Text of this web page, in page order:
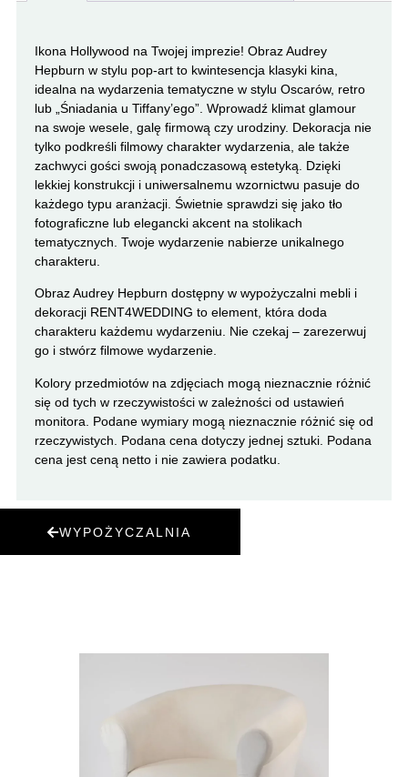
Ikona Hollywood na Twojej imprezie! Obraz Audrey
Hepburn w stylu pop-art to kwintesencja klasyki kina,
idealna na wydarzenia tematyczne w stylu Oscarów, retro
lub „Śniadania u Tiffany’ego”. Wprowadź klimat glamour
na swoje wesele, galę firmową czy urodziny. Dekoracja nie
tylko podkreśli filmowy charakter wydarzenia, ale także
zachwyci gości swoją ponadczasową estetyką. Dzięki
lekkiej konstrukcji i uniwersalnemu wzornictwu pasuje do
każdego typu aranżacji. Świetnie sprawdzi się jako tło
fotograficzne lub elegancki akcent na stolikach
tematycznych. Twoje wydarzenie nabierze unikalnego
charakteru.
Obraz Audrey Hepburn dostępny w wypożyczalni mebli i
dekoracji RENT4WEDDING to element, która doda
charakteru każdemu wydarzeniu. Nie czekaj – zarezerwuj
go i stwórz filmowe wydarzenie.
Kolory przedmiotów na zdjęciach mogą nieznacznie różnić
się od tych w rzeczywistości w zależności od ustawień
monitora. Podane wymiary mogą nieznacznie różnić się od
rzeczywistych. Podana cena dotyczy jednej sztuki. Podana
cena jest ceną netto i nie zawiera podatku.
WYPOŻYCZALNIA